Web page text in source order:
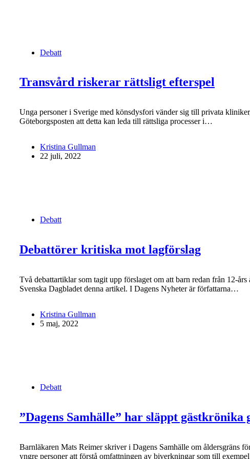
Debatt
Transvård riskerar rättsligt efterspel
Unga personer i Sverige med könsdysfori vänder sig till privata
Göteborgsposten att detta kan leda till rättsliga processer i…
Kristina Gullman
22 juli, 2022
Debatt
Debattörer kritiska mot lagförslag
Två debattartiklar som tagit upp förslaget om att barn redan från 12-
Svenska Dagbladet denna artikel. I Dagens Nyheter är författarna…
Kristina Gullman
5 maj, 2022
Debatt
”Dagens Samhälle” har släppt
Barnläkaren Mats Reimer skriver i Dagens Samhälle om åldersgräns
yngre personer att förstå omfattningen av biverkningar som till